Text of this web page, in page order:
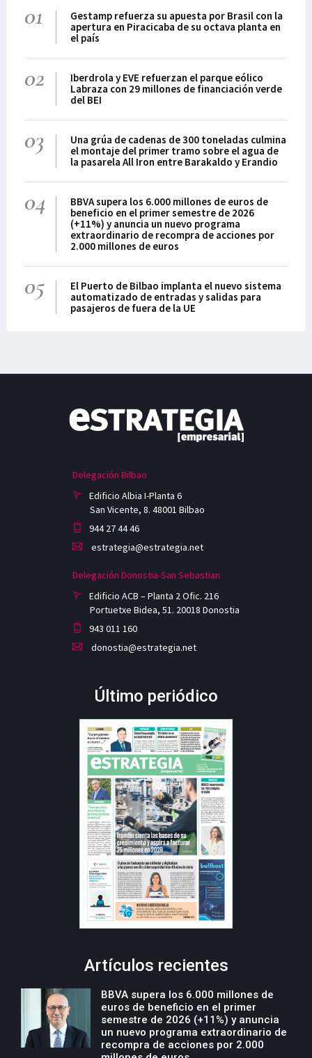
01
Gestamp refuerza su apuesta por Brasil con la
apertura en Piracicaba de su octava planta en
el país
02
Iberdrola y EVE refuerzan el parque eólico
Labraza con 29 millones de financiación verde
del BEI
03
Una grúa de cadenas de 300 toneladas culmina
el montaje del primer tramo sobre el agua de
la pasarela All Iron entre Barakaldo y Erandio
04
BBVA supera los 6.000 millones de euros de
beneficio en el primer semestre de 2026
(+11%) y anuncia un nuevo programa
extraordinario de recompra de acciones por
2.000 millones de euros
05
El Puerto de Bilbao implanta el nuevo sistema
automatizado de entradas y salidas para
pasajeros de fuera de la UE
Delegación Bilbao
Edificio Albia I-Planta 6
San Vicente, 8. 48001 Bilbao
944 27 44 46
estrategia@estrategia.net
Delegación Donostia-San Sebastian
Edificio ACB – Planta 2 Ofic. 216
Portuetxe Bidea, 51. 20018 Donostia
943 011 160
donostia@estrategia.net
Último periódico
Artículos recientes
BBVA supera los 6.000 millones de
euros de beneficio en el primer
semestre de 2026 (+11%) y anuncia
un nuevo programa extraordinario de
recompra de acciones por 2.000